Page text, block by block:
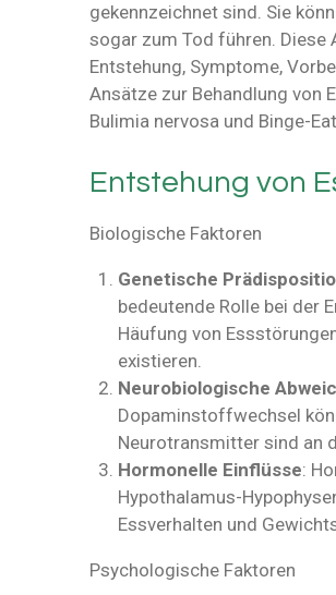
gekennzeichnet sind. Sie
sogar zum Tod führen. Diese
Entstehung, Symptome,
Ansätze zur Behandlung von
Bulimia nervosa und Binge-
Entstehung von
Biologische Faktoren
Genetische
bedeutende Rolle bei der
Häufung von
existieren.
Neurobiologische
Dopaminstoffwechsel
Neurotransmitter sind an
Hormonelle Einflüsse:
Hypothalamus-
Essverhalten und
Psychologische Faktoren